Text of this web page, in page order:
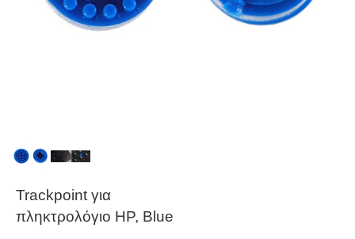
Trackpoint για
πληκτρολόγιο HP, Blue